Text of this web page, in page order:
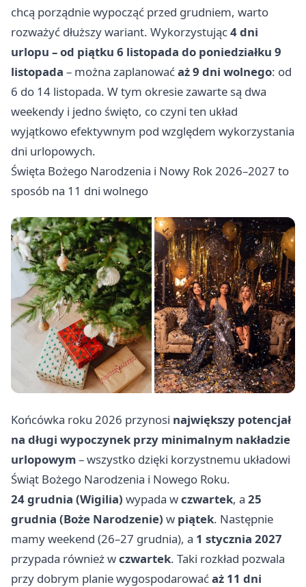
chcą porządnie wypocząć przed grudniem, warto
rozważyć dłuższy wariant. Wykorzystując4 dni
urlopu – od piątku 6 listopada do poniedziałku 9
listopada – można zaplanowaćaż 9 dni wolnego: od
6 do 14 listopada. W tym okresie zawarte są dwa
weekendy i jedno święto, co czyni ten układ
wyjątkowo efektywnym pod względem wykorzystania
dni urlopowych.
Święta Bożego Narodzenia i Nowy Rok 2026–2027 to
sposób na 11 dni wolnego
Końcówka roku 2026 przynosi największy potencjał
na długi wypoczynek przy minimalnym nakładzie
urlopowym– wszystko dzięki korzystnemu układowi
Świąt Bożego Narodzenia i Nowego Roku.
24 grudnia (Wigilia) wypada wczwartek, a 25
grudnia (Boże Narodzenie) w piątek. Następnie
mamy weekend (26–27 grudnia), a 1 stycznia 2027
przypada również wczwartek. Taki rozkład pozwala
przy dobrym planie wygospodarowaćaż 11 dni